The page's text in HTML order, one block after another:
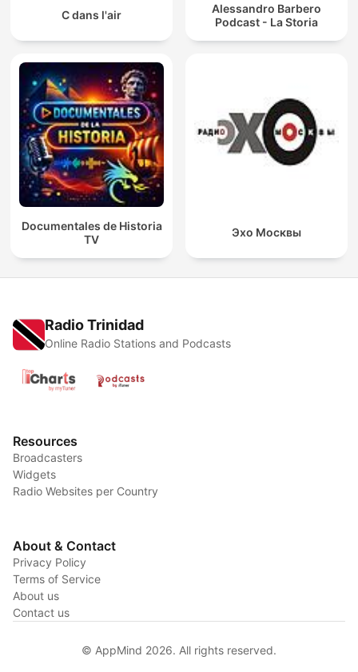
C dans l'air
Alessandro Barbero
Podcast - La Storia
Documentales de Historia
TV
Эхо Москвы
Radio Trinidad
Online Radio Stations and Podcasts
Resources
Broadcasters
Widgets
Radio Websites per Country
About & Contact
Privacy Policy
Terms of Service
About us
Contact us
© AppMind 2026. All rights reserved.